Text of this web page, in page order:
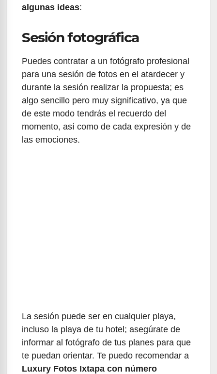
algunas ideas:
Sesión fotográfica
Puedes contratar a un fotógrafo profesional
para una sesión de fotos en el atardecer y
durante la sesión realizar la propuesta; es
algo sencillo pero muy significativo, ya que
de este modo tendrás el recuerdo del
momento, así como de cada expresión y de
las emociones.
La sesión puede ser en cualquier playa,
incluso la playa de tu hotel; asegúrate de
informar al fotógrafo de tus planes para que
te puedan orientar. Te puedo recomendar a
Luxury Fotos Ixtapa con número